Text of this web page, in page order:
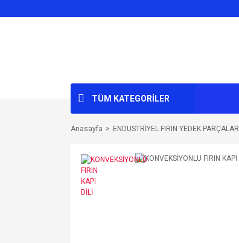
TÜM KATEGORİLER
Anasayfa ENDUSTRİYEL FIRIN YEDEK PARÇALARI